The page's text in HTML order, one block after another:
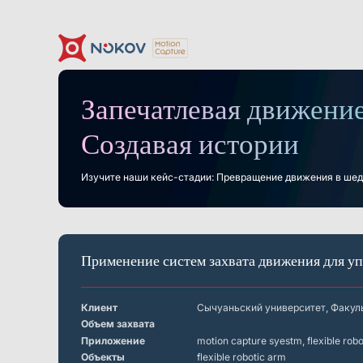
Дроны, рои &
Гуманоидная роботехника
Экономически эффективное, низкая задержка,
Камеры
Серия Mars Подводные камеры
Серия Mars Hybrid
Робототехника
Crazyflie & Crazyswarm
Платформа обучения роботов ShadowEngine
Motion Capture?
Запечатлевая
Создавая истории
Изучите наши кейс-стадии: Превращение движения в
Применение систем захвата движения для
Клиент
Сычуаньский университет,
Объем захвата
Приложение
motion capture syestm, flexible
Объекты
flexible robotic arm